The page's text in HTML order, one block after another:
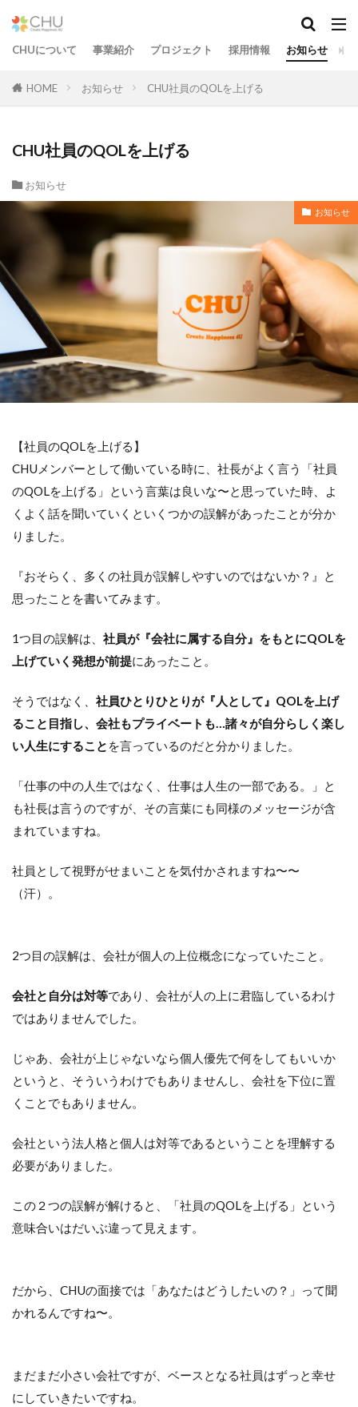
CHUについて 事業紹介 プロジェクト 採用情報 お知らせ
HOME お知らせ CHU社員のQOLを上げる
CHU社員のQOLを上げる
お知らせ
お知らせ
【社員のQOLを上げる】
CHUメンバーとして働いている時に、社長がよく言う「社員
のQOLを上げる」という言葉は良いな〜と思っていた時、よ
くよく話を聞いていくといくつかの誤解があったことが分か
りました。
『おそらく、多くの社員が誤解しやすいのではないか？』と
思ったことを書いてみます。
1つ目の誤解は、 社員が『会社に属する自分』をもとにQOLを
上げていく発想が前提にあったこと。
そうではなく、 社員ひとりひとりが『人として』QOLを上げ
ること目指し、会社もプライベートも…諸々が自分らしく楽し
い人生にすること を言っているのだと分かりました。
「仕事の中の人生ではなく、仕事は人生の一部である。」と
も社長は言うのですが、その言葉にも同様のメッセージが含
まれていますね。
社員として視野がせまいことを気付かされますね〜〜
（汗）。
2つ目の誤解は、会社が個人の上位概念になっていたこと。
会社と自分は対等であり、会社が人の上に君臨しているわけ
ではありませんでした。
じゃあ、会社が上じゃないなら個人優先で何をしてもいいか
というと、そういうわけでもありませんし、会社を下位に置
くことでもありません。
会社という法人格と個人は対等であるということを理解する
必要がありました。
この２つの誤解が解けると、「社員のQOLを上げる」という
意味合いはだいぶ違って見えます。
だから、CHUの面接では「あなたはどうしたいの？」って聞
かれるんですね〜。
まだまだ小さい会社ですが、ベースとなる社員はずっと幸せ
にしていきたいですね。